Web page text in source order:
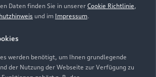
Daten finden Sie in unserer Cookie Richtlinie,
und im Impressum.
werden benötigt, um Ihnen grundlegende
der Nutzung der Webseite zur Verfügung zu